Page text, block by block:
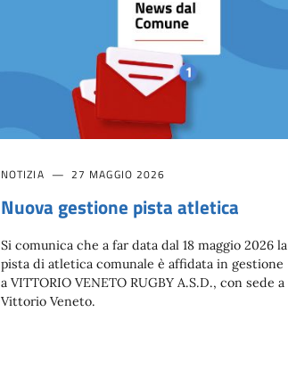
NOTIZIA 27 MAGGIO 2026
Nuova gestione pista atletica
Si comunica che a far data dal 18 maggio 2026 la
pista di atletica comunale è affidata in gestione
a VITTORIO VENETO RUGBY A.S.D., con sede a
Vittorio Veneto.